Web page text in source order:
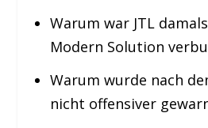
Warum war JTL
Modern Solution
Warum wurde nach
nicht offensiver